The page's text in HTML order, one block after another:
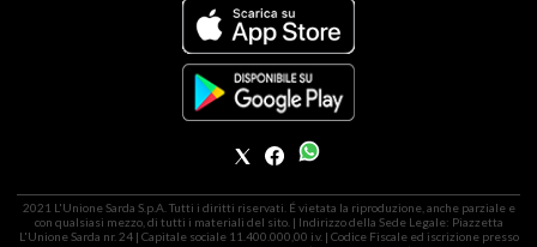
2021 L'Unione Sarda S.p.A. Tutti i diritti riservati. É vietata la riproduzione, anche parziale e
con qualsiasi mezzo, di tutti i materiali del sito. | Indirizzo della Sede Legale: Piazzetta
L'Unione Sarda nr. 24 | Capitale sociale 11.400.000,00 i.v. | Codice Fiscale ed iscrizione presso